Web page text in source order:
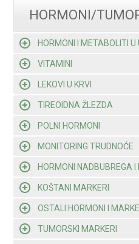
HORMONI/
HORMONI I METABOLITI U
VITAMINI
LEKOVI U KRVI
TIREOIDNA ŽLEZDA
POLNI HORMONI
MONITORING TRUDNOĆE
HORMONI NADBUBREGA I
KOŠTANI MARKERI
OSTALI HORMONI I
TUMORSKI MARKERI